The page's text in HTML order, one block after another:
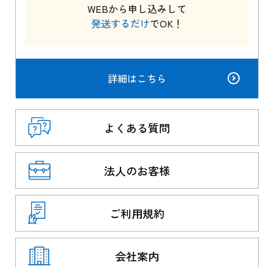
WEBから申し込みして
発送するだけでOK！
詳細はこちら
よくある質問
法人のお客様
ご利用規約
会社案内